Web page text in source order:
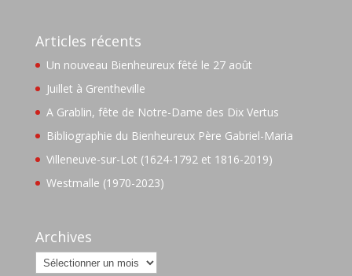
Articles récents
Un nouveau Bienheureux fêté le 27 août
Juillet à Grentheville
A Grablin, fête de Notre-Dame des Dix Vertus
Bibliographie du Bienheureux Père Gabriel-Maria
Villeneuve-sur-Lot (1624-1792 et 1816-2019)
Westmalle (1970-2023)
Archives
Archives